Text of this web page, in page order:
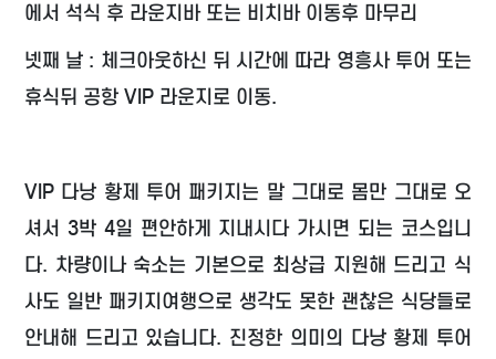
에서 석식 후 라운지바 또는 비치바 이동후 마무리
넷째 날 : 체크아웃하신 뒤 시간에 따라 영흥사 투어 또는
휴식뒤 공항 VIP 라운지로 이동.
VIP 다낭 황제 투어 패키지는 말 그대로 몸만 그대로 오
셔서 3박 4일 편안하게 지내시다 가시면 되는 코스입니
다. 차량이나 숙소는 기본으로 최상급 지원해 드리고 식
사도 일반 패키지여행으로 생각도 못한 괜찮은 식당들로
안내해 드리고 있습니다. 진정한 의미의 다낭 황제 투어